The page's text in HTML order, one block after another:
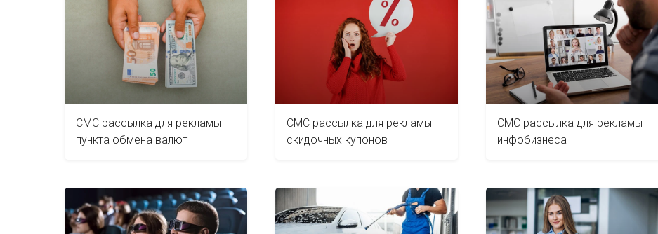
СМС рассылка для рекламы
пункта обмена валют
СМС рассылка для рекламы
скидочных купонов
СМС рассылка для рекламы
инфобизнеса